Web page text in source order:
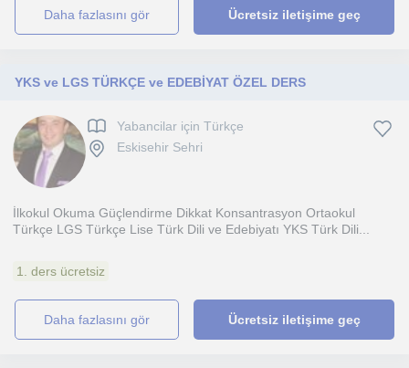
daha fazlasını gör Ücretsiz iletişime geç
YKS ve LGS TÜRKÇE ve EDEBİYAT ÖZEL DERS
Yabancilar için Türkçe
Eskisehir Sehri
İlkokul Okuma Güçlendirme Dikkat Konsantrasyon Ortaokul
Türkçe LGS Türkçe Lise Türk Dili ve Edebiyatı YKS Türk Dili...
1. ders ücretsiz
daha fazlasını gör Ücretsiz iletişime geç